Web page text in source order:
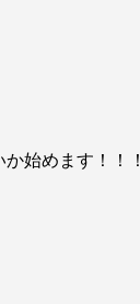
始めます！！！